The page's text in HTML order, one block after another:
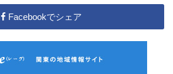
Facebookでシェア